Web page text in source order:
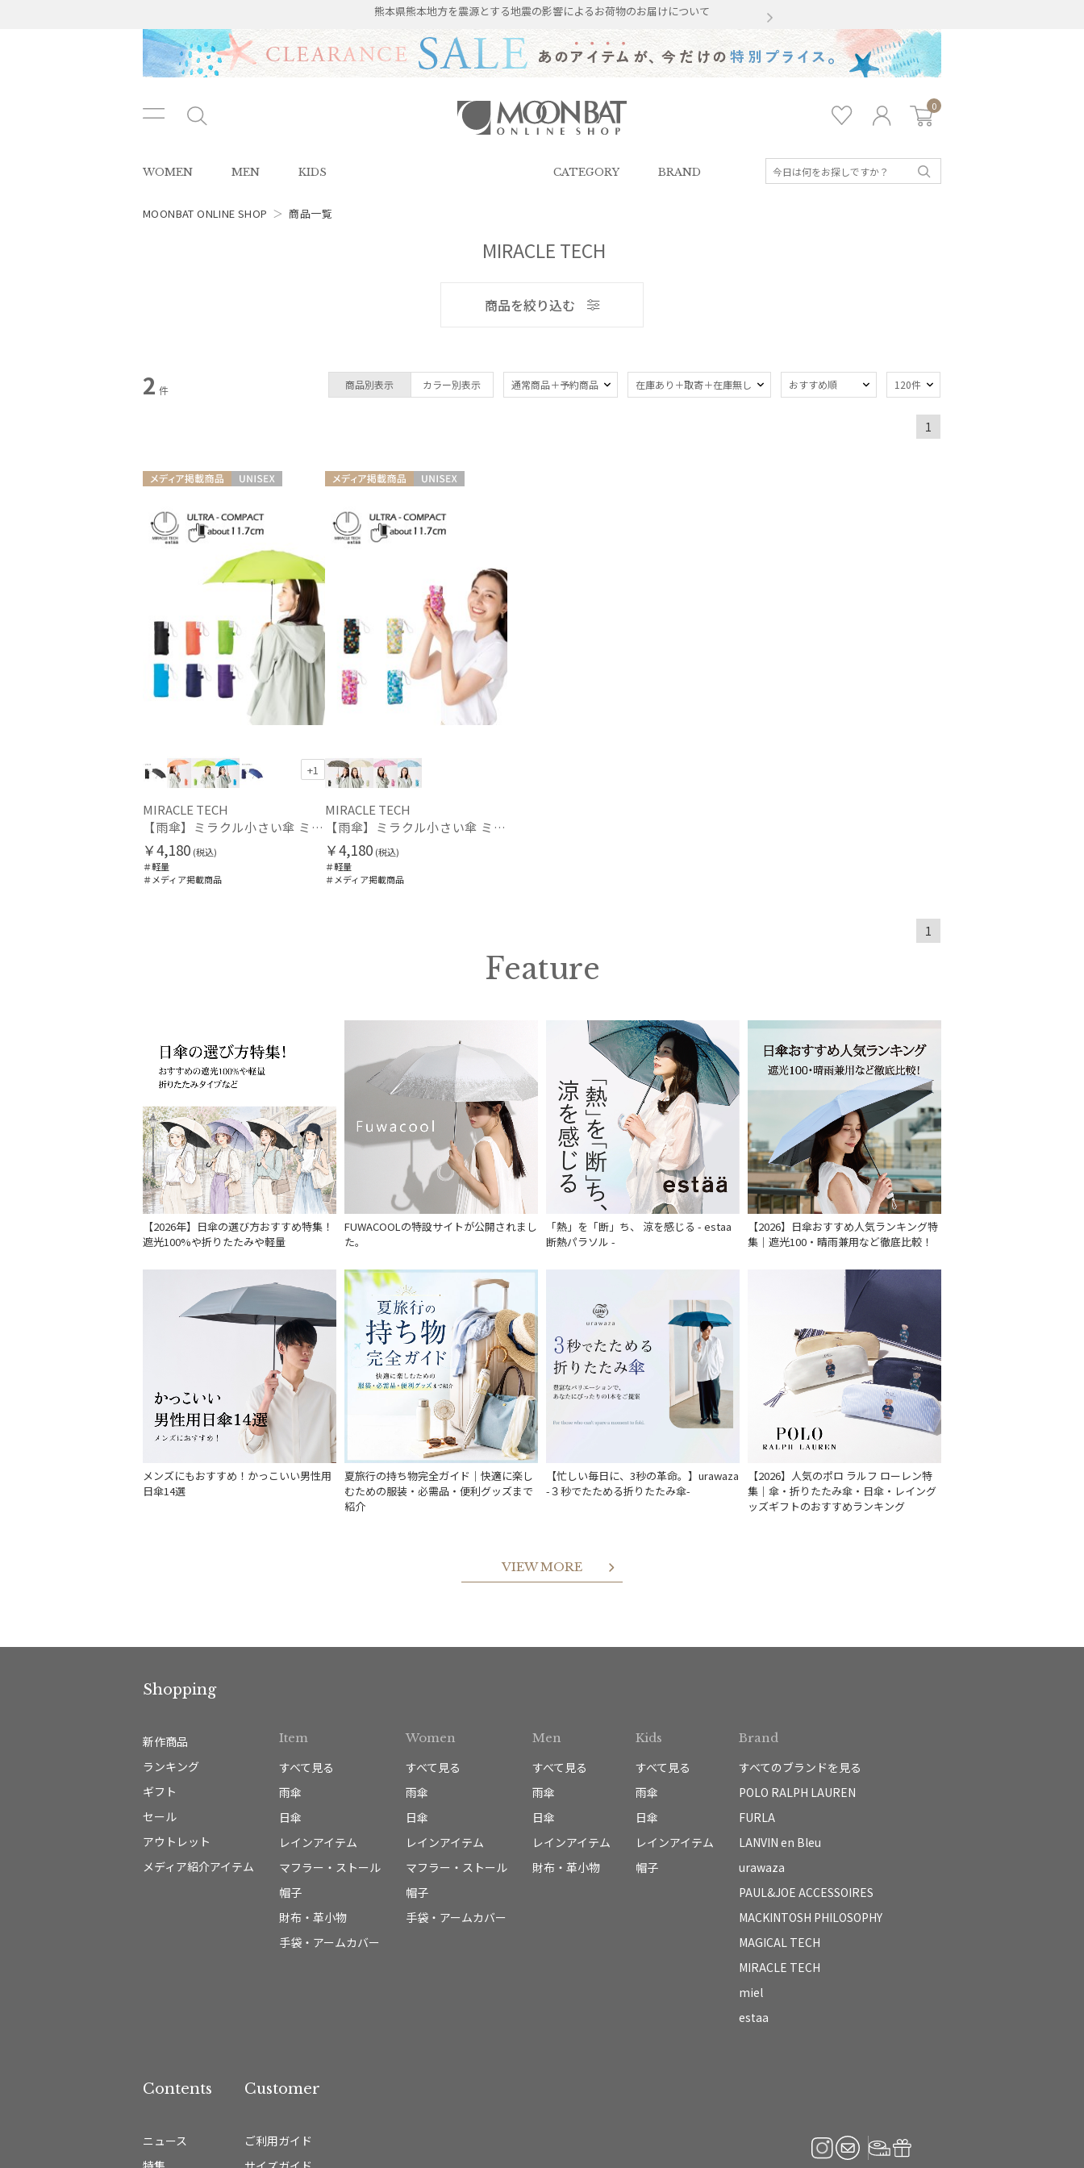
熊本県熊本地方を震源とする地震の影響によるお荷物のお届けについて
ン
ュ
ー
タ
SHOP（ムーンバットオンラインシ
り
イ
ン
0
WOMEN MEN KIDS CATEGORY BRAND
検
MOONBAT ONLINE SHOP ＞ 商品一覧
MIRACLE TECH
商品を絞り込む
DAKS
ダックス
フワクール®
グレイシー
MACKINTOSH
マッキントッシュ フィロソフィー
MAGICAL TECH
マジカルテック
masu
マス
MIRACLE TECH
ミラクルテック
PAUL&JOE ACCESSOIRES
ポールアンドジョー アクセソワ
ポロ ラルフ ローレン
urawaza
晴雨兼用 UV(2) 親骨：～50cm
(2)
予約
もうすぐ
再入荷
2 件 商品別表示 カラー別表示 通常商品＋予約商品 在庫あり＋取寄＋在庫無し おすすめ順 120件
1
+1
MIRACLE TECH
【雨傘】ミラクル小さい傘 ミラクルテック (MIRACLE TECH) プレーン 50㎝ 最小折りたたみ傘 晴雨兼用 UV 軽量 レディース メンズ ユニセックス
￥4,180 (税込)
＃軽量
＃メディア掲載商品
MIRACLE TECH
【雨傘】ミラクル小さい傘 ミラクルテック (MIRACLE TECH) モザイク 50㎝ 最小折りたたみ傘 晴雨兼用 UV 軽量 レディース メンズ ユニセックス
￥4,180 (税込)
＃軽量
＃メディア掲載商品
1
Feature
【2026年】日傘の選び方おすすめ特集！
遮光100%や折りたたみや軽量
FUWACOOLの特設サイトが公開されまし
た。
「熱」を「断」ち、 涼を感じる - estaa
断熱パラソル -
【2026】日傘おすすめ人気ランキング特
集｜遮光100・晴雨兼用など徹底比較！
メンズにもおすすめ！かっこいい男性用
日傘14選
夏旅行の持ち物完全ガイド｜快適に楽し
むための服装・必需品・便利グッズまで
紹介
【忙しい毎日に、3秒の革命。】urawaza
-３秒でたためる折りたたみ傘-
【2026】人気のポロ ラルフ ローレン特
集｜傘・折りたたみ傘・日傘・レイング
ッズギフトのおすすめランキング
VIEW MORE
Shopping
新作商品
ランキング
ギフト
セール
アウトレット
メディア紹介アイテム
Item
すべて見る
雨傘
日傘
レインアイテム
マフラー・ストール
帽子
財布・革小物
手袋・アームカバー
Women
すべて見る
雨傘
日傘
レインアイテム
マフラー・ストール
帽子
手袋・アームカバー
Men
すべて見る
雨傘
日傘
レインアイテム
財布・革小物
Kids
すべて見る
雨傘
日傘
レインアイテム
帽子
Brand
すべてのブランドを見る
POLO RALPH LAUREN
FURLA
LANVIN en Bleu
urawaza
PAUL&JOE ACCESSOIRES
MACKINTOSH PHILOSOPHY
MAGICAL TECH
MIRACLE TECH
miel
estaa
Contents
ニュース
Customer
ご利用ガイド